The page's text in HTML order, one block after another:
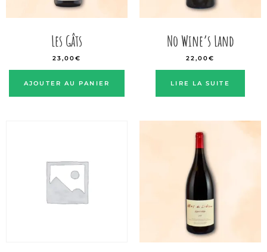
Les Gâts
23,00€
AJOUTER AU PANIER
No Wine’s Land
22,00€
LIRE LA SUITE